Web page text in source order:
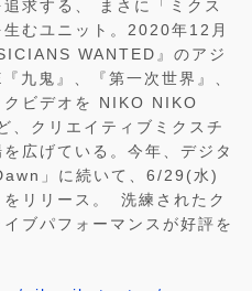
求する、 まさに「ミクス
むユニット。2020年12月
WANTED』のアジ
九鬼』、『第一次世界』、
クビデオを NIKO NIKO
、クリエイティブミクスチ
広げている。今年、デジタ
」に続いて、6/29(水)
リリース。 洗練されたク
ブパフォーマンスが好評を